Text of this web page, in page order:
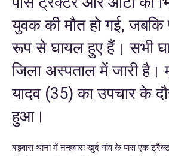
युवक की मौत हो गई, जबकि
रूप से घायल हुए हैं। सभी
जिला अस्पताल में जारी
यादव (35) का उपचार के
हुआ।
बड़वारा थाना में नन्हवारा खुर्द गांव के पास एक